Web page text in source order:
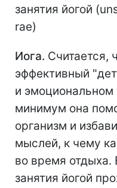
занятия йогой
rae)
Иога. Считается,
эффективный
и эмоциональном
минимум она
организм и
мыслей, к чему
во время отдыха.
занятия йогой